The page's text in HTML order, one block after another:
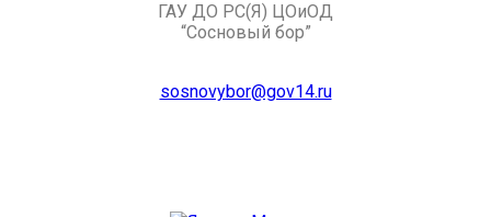
ГАУ ДО РС(Я) ЦОиОД
“Сосновый бор”
sosnovybor@gov14.ru